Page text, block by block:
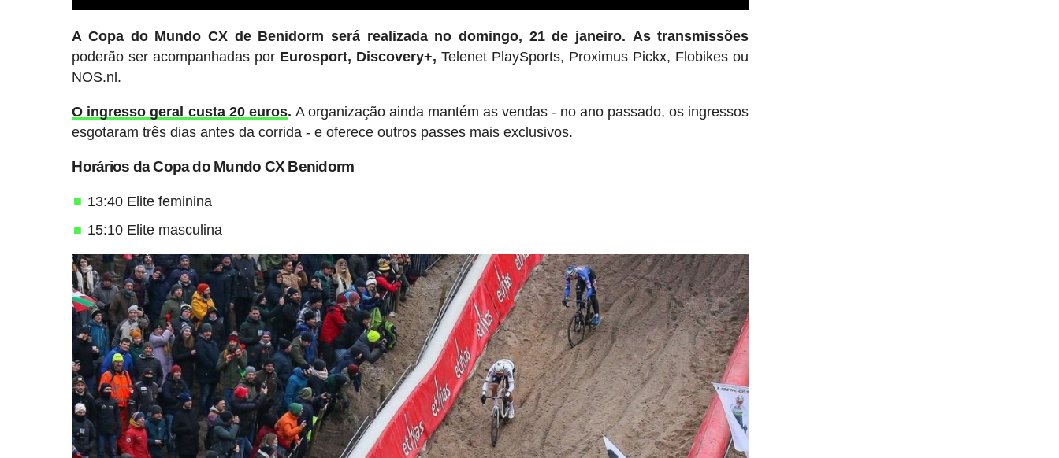
A Copa do Mundo CX de Benidorm será realizada no domingo, 21 de janeiro. As transmissões
poderão ser acompanhadas por Eurosport, Discovery+,Telenet PlaySports, Proximus Pickx, Flobikes ou
NOS.nl.
O ingresso geral custa 20 euros. A organização ainda mantém as vendas - no ano passado, os ingressos
esgotaram três dias antes da corrida - e oferece outros passes mais exclusivos.
Horários da Copa do Mundo CX Benidorm
13:40 Elite feminina
15:10 Elite masculina